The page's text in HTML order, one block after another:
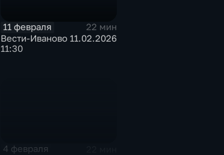
11 февраля
22 мин
Вести-Иваново 11.02.2026
11:30
4 февраля